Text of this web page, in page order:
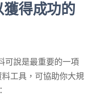
得成功的
可說是最重要的一項
工具，可協助你大規